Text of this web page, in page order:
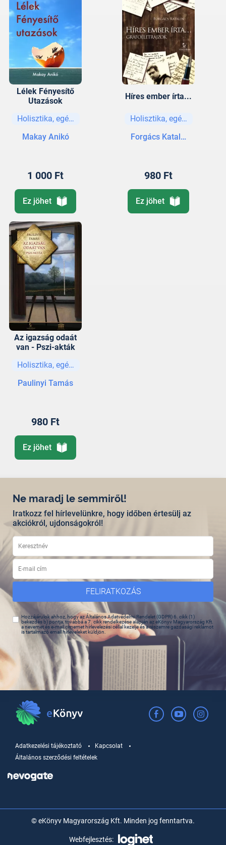
Lélek Fényesítő
Utazások
Holisztika, egészség
Makay Anikó
1 000 Ft
Ez jöhet
Híres ember írta...
Holisztika, egészség
Forgács Katalin
980 Ft
Ez jöhet
Az igazság odaát
van - Pszi-akták
Holisztika, egészség
Paulinyi Tamás
980 Ft
Ez jöhet
Ne maradj le semmiről!
Iratkozz fel hírlevelünkre, hogy időben értesülj az
akciókról, ujdonságokról!
FELIRATKOZÁS
Hozzájárulok ahhoz, hogy az Általános Adatvédelmi Rendelet (GDPR) 6. cikk (1)
bekezdés b) pontja, továbbá a 7. cikk rendelkezése alapján az eKönyv Magyarország Kft.
a nevemet és e-mail címemet hírlevelezési céllal kezelje és a részemre gazdasági reklámot
is tartalmazó email hírleveleket küldjön.
Adatkezelési tájékoztató
Kapcsolat
Általános szerződési feltételek
© eKönyv Magyarország Kft. Minden jog fenntartva.
Webfejlesztés: